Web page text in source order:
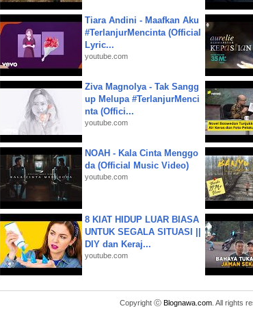
Tiara Andini - Maafkan Aku
#TerlanjurMencinta (Official
Lyric...
youtube.com
Ziva Magnolya - Tak Sangg
up Melupa #TerlanjurMenci
nta (Offici...
youtube.com
NOAH - Kala Cinta Menggo
da (Official Music Video)
youtube.com
8 KIAT HIDUP LUAR BIASA
UNTUK SEGALA SITUASI ||
DIY dan Keraj...
youtube.com
Copyright ⓒ Blognawa.com. All rights